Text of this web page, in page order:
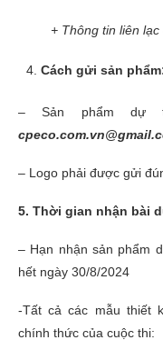
+ Thông tin liên lạc
Cách gửi sản
– Sản phẩm dự
– Logo phải được gửi
5. Thời gian nhận bài
– Hạn nhận sản phẩm
hết ngày 30/8/2024
-Tất cả các mẫu thiết
chính thức của cuộc thi: